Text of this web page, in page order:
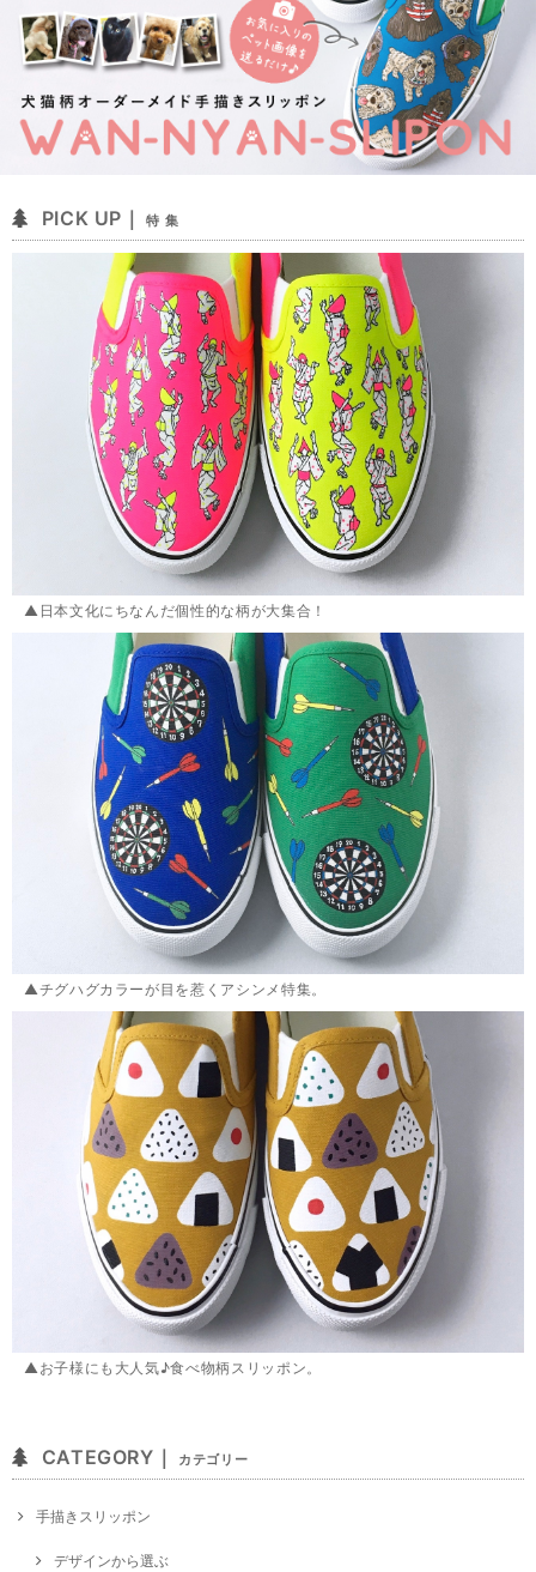
PICK UP｜ 特 集
▲日本文化にちなんだ個性的な柄が大集合！
▲チグハグカラーが目を惹くアシンメ特集。
▲お子様にも大人気♪食べ物柄スリッポン。
CATEGORY｜ カテゴリー
手描きスリッポン
デザインから選ぶ